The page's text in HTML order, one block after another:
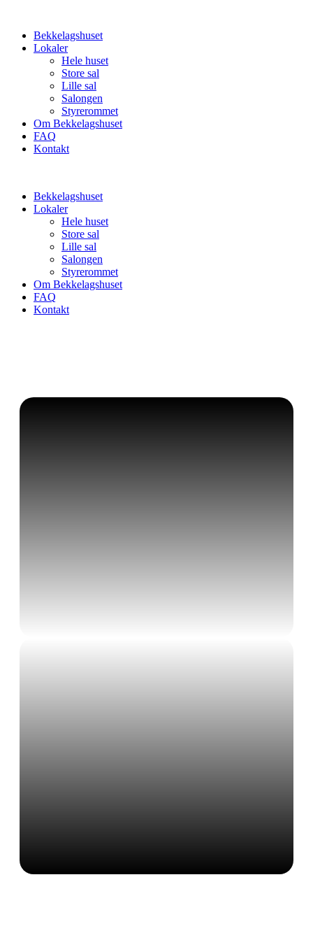
Bekkelagshuset
Lokaler
Hele huset
Store sal
Lille sal
Salongen
Styrerommet
Om Bekkelagshuset
FAQ
Kontakt
Bekkelagshuset
Lokaler
Hele huset
Store sal
Lille sal
Salongen
Styrerommet
Om Bekkelagshuset
FAQ
Kontakt